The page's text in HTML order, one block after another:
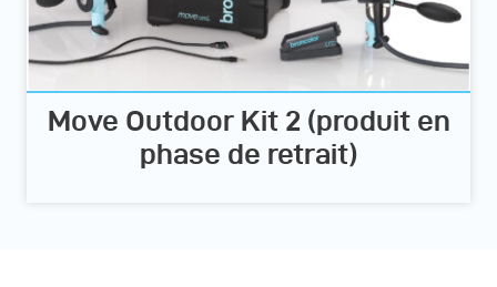
Move Outdoor Kit 2 (produit en
phase de retrait)